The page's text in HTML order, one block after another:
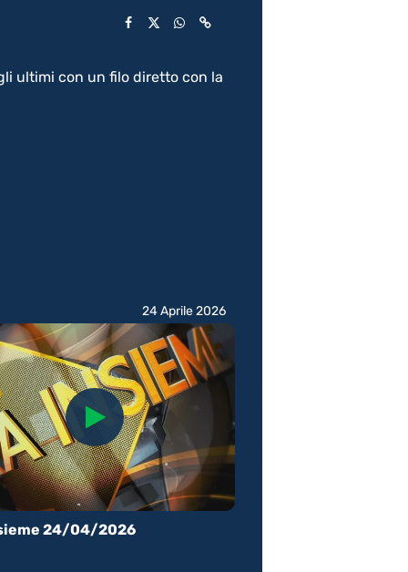
ultimi con un filo diretto con la
24/04/2026
24 Aprile 2026